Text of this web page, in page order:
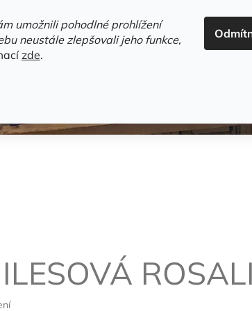
umožnili pohodlné prohlížení
neustále zlepšovali jeho funkce,
zde.
HLEDAT